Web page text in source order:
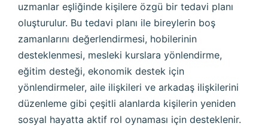
uzmanlar eşliğinde kişilere özgü bir tedavi planı
oluşturulur. Bu tedavi planı ile bireylerin boş
zamanlarını değerlendirmesi, hobilerinin
desteklenmesi, mesleki kurslara yönlendirme,
eğitim desteği, ekonomik destek için
yönlendirmeler, aile ilişkileri ve arkadaş ilişkilerini
düzenleme gibi çeşitli alanlarda kişilerin yeniden
sosyal hayatta aktif rol oynaması için desteklenir.